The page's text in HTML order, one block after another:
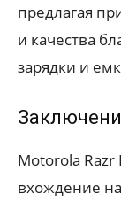
предлагая
и качества
зарядки и
Motorola Razr
вхождение